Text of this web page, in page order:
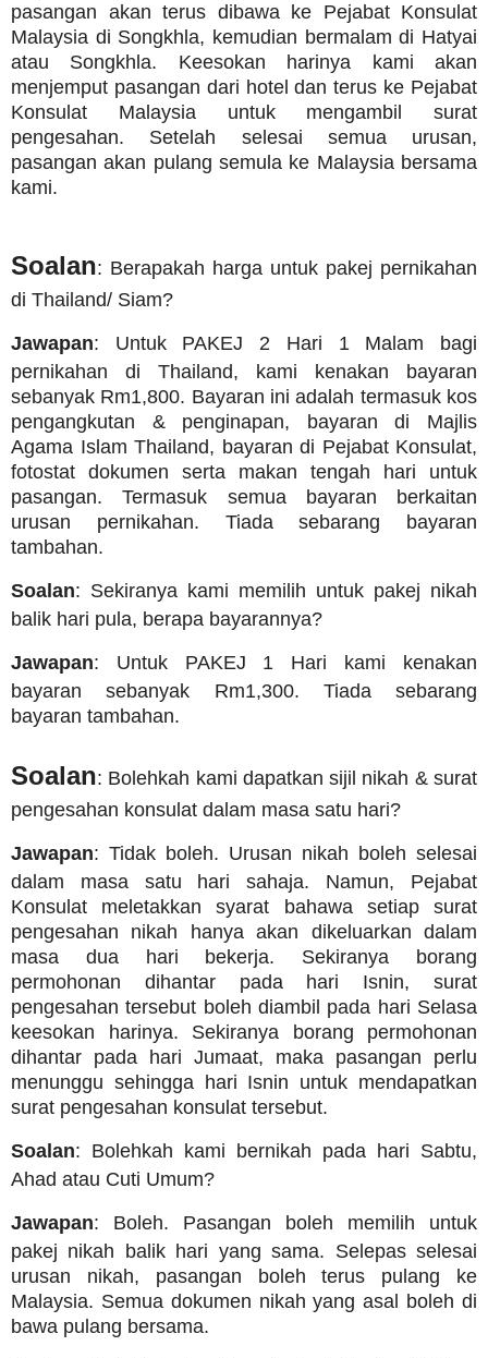
pasangan akan terus dibawa ke Pejabat Konsulat
Malaysia di Songkhla, kemudian bermalam di Hatyai
atau Songkhla. Keesokan harinya kami akan
menjemput pasangan dari hotel dan terus ke Pejabat
Konsulat Malaysia untuk mengambil surat
pengesahan. Setelah selesai semua urusan,
pasangan akan pulang semula ke Malaysia bersama
kami.
Soalan: Berapakah harga untuk pakej pernikahan
di Thailand/ Siam?
Jawapan: Untuk PAKEJ 2 Hari 1 Malam bagi
pernikahan di Thailand, kami kenakan bayaran
sebanyak Rm1,800. Bayaran ini adalah termasuk kos
pengangkutan & penginapan, bayaran di Majlis
Agama Islam Thailand, bayaran di Pejabat Konsulat,
fotostat dokumen serta makan tengah hari untuk
pasangan. Termasuk semua bayaran berkaitan
urusan pernikahan. Tiada sebarang bayaran
tambahan.
Soalan: Sekiranya kami memilih untuk pakej nikah
balik hari pula, berapa bayarannya?
Jawapan: Untuk PAKEJ 1 Hari kami kenakan
bayaran sebanyak Rm1,300. Tiada sebarang
bayaran tambahan.
Soalan: Bolehkah kami dapatkan sijil nikah & surat
pengesahan konsulat dalam masa satu hari?
Jawapan: Tidak boleh. Urusan nikah boleh selesai
dalam masa satu hari sahaja. Namun, Pejabat
Konsulat meletakkan syarat bahawa setiap surat
pengesahan nikah hanya akan dikeluarkan dalam
masa dua hari bekerja. Sekiranya borang
permohonan dihantar pada hari Isnin, surat
pengesahan tersebut boleh diambil pada hari Selasa
keesokan harinya. Sekiranya borang permohonan
dihantar pada hari Jumaat, maka pasangan perlu
menunggu sehingga hari Isnin untuk mendapatkan
surat pengesahan konsulat tersebut.
Soalan: Bolehkah kami bernikah pada hari Sabtu,
Ahad atau Cuti Umum?
Jawapan: Boleh. Pasangan boleh memilih untuk
pakej nikah balik hari yang sama. Selepas selesai
urusan nikah, pasangan boleh terus pulang ke
Malaysia. Semua dokumen nikah yang asal boleh di
bawa pulang bersama.